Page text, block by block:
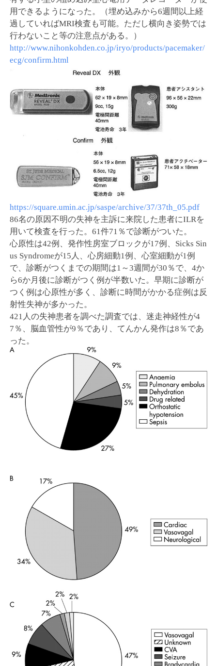
用できるようになった。（埋め込みから6週間以上経
過していればMRI検査も可能。ただし横向き姿勢では
行わないこと等の注意点がある。）
http://www.nihonkohden.co.jp/iryo/products/pacemaker/
ecg/confirm.html
https://square.umin.ac.jp/saspe/archive/37/37th_05.pdf
86名の原因不明の失神を主訴に来院した患者にILRを
用いて検査を行った。61件71％で診断がついた。
心原性は42例、発作性房室ブロックが17例、Sicks Sin
us Syndromeが15人、心房細動1例、心室細動が1例
で、診断がつくまでの期間は1～3週間が30％で、4か
ら6か月後に診断がつく例が半数いた。早期に診断が
つく例は心原性が多く、診断に時間がかかる症例は反
射性失神が多かった。
421人の失神患者を調べた調査では、迷走神経性が4
7％、脳血管性が9％であり、てんかん発作は8％であ
った。